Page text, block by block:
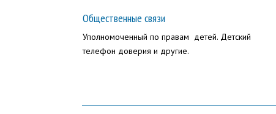
Общественные связи
Уполномоченный по правам детей. Детский
телефон доверия и другие.